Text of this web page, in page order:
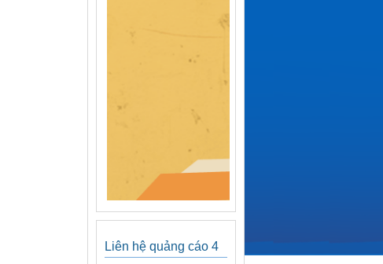
Liên hệ quảng cáo 4